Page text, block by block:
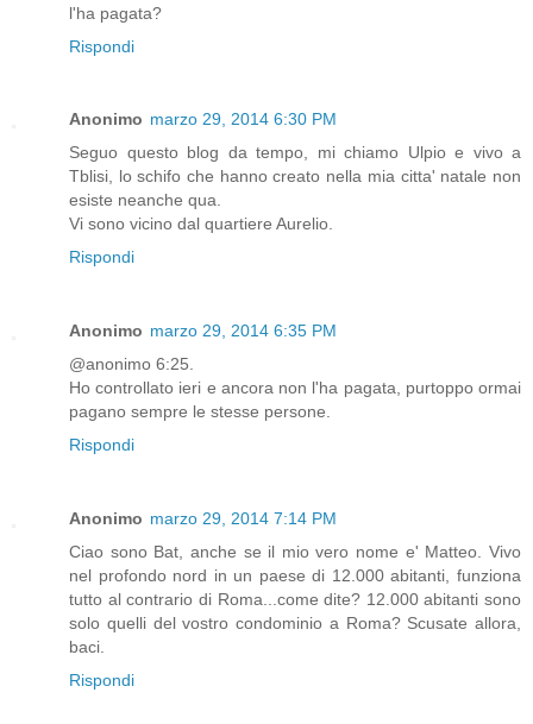
l'ha pagata?
Rispondi
Anonimo marzo 29, 2014 6:30 PM
Seguo questo blog da tempo, mi chiamo Ulpio e vivo a
Tblisi, lo schifo che hanno creato nella mia citta' natale non
esiste neanche qua.
Vi sono vicino dal quartiere Aurelio.
Rispondi
Anonimo marzo 29, 2014 6:35 PM
@anonimo 6:25.
Ho controllato ieri e ancora non l'ha pagata, purtoppo ormai
pagano sempre le stesse persone.
Rispondi
Anonimo marzo 29, 2014 7:14 PM
Ciao sono Bat, anche se il mio vero nome e' Matteo. Vivo
nel profondo nord in un paese di 12.000 abitanti, funziona
tutto al contrario di Roma...come dite? 12.000 abitanti sono
solo quelli del vostro condominio a Roma? Scusate allora,
baci.
Rispondi